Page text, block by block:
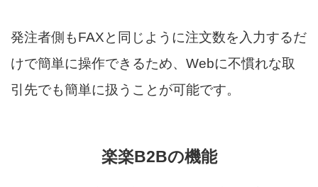
発注者側もFAXと同じように注文数を入力するだ
けで簡単に操作できるため、Webに不慣れな取
引先でも簡単に扱うことが可能です。
楽楽B2Bの機能